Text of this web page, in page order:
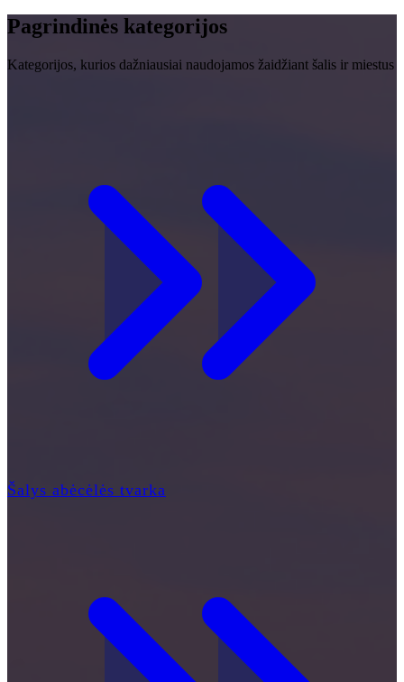
Pagrindinės kategorijos
Kategorijos, kurios dažniausiai naudojamos žaidžiant šalis ir miestus
Šalys abėcėlės tvarka